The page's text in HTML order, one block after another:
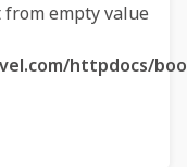
empty value
httpdocs/